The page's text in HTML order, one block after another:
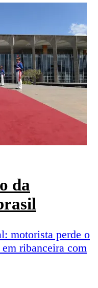
da